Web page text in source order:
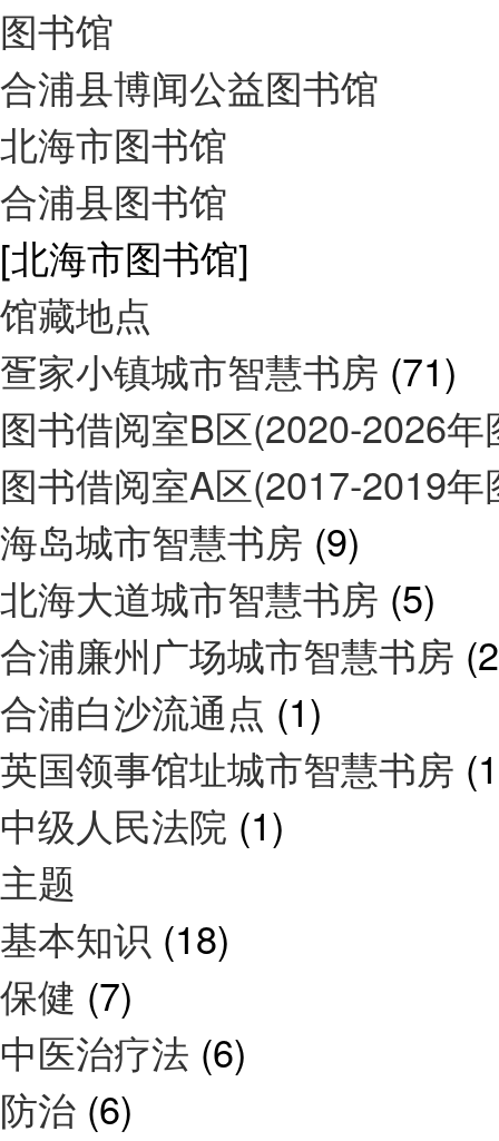
图书馆
合浦县博闻公益图书馆
北海市图书馆
合浦县图书馆
[北海市图书馆]
馆藏地点
疍家小镇城市智慧书房 (71)
图书借阅室B区(2020-2026
图书借阅室A区(2017-2019
海岛城市智慧书房 (9)
北海大道城市智慧书房 (5)
合浦廉州广场城市智慧书房
合浦白沙流通点 (1)
英国领事馆址城市智慧书房
中级人民法院 (1)
主题
基本知识 (18)
保健 (7)
中医治疗法 (6)
防治 (6)